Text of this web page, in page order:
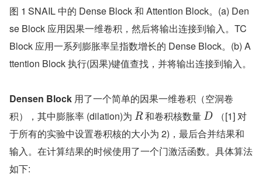
图 1	SNAIL 中的 Dense Block 和 Attention Block。(a) Den
se Block 应用因果一维卷积，然后将输出连接到输入。TC
Block 应用一系列膨胀率呈指数增长的 Dense Block。(b) A
ttention Block 执行(因果)键值查找，并将输出连接到输入。
Densen Block 用了一个简单的因果一维卷积（空洞卷
积），其中膨胀率 (dilation)为 R 和卷积核数量 D
（[1] 对
于所有的实验中设置卷积核的大小为 2)，最后合并结果和
输入。在计算结果的时候使用了一个门激活函数。具体算法
如下: